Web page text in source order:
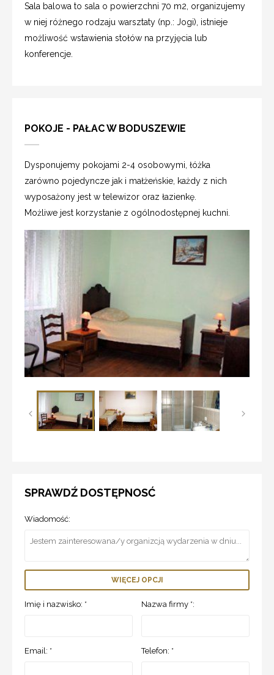
Sala balowa to sala o powierzchni 70 m2, organizujemy
w niej różnego rodzaju warsztaty (np.: Jogi), istnieje
możliwość wstawienia stołów na przyjęcia lub
konferencje.
POKOJE - PAŁAC W BODUSZEWIE
Dysponujemy pokojami 2-4 osobowymi, łóżka
zarówno pojedyncze jak i małżeńskie, każdy z nich
wyposażony jest w telewizor oraz łazienkę.
Możliwe jest korzystanie z ogólnodostępnej kuchni.
SPRAWDŹ DOSTĘPNOSĆ
Wiadomość:
WIĘCEJ OPCJI
Imię i nazwisko: * Nazwa firmy *:
Email: * Telefon: *